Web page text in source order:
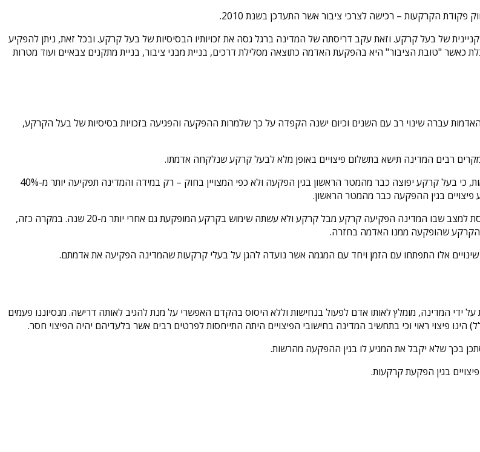
הקרקעות – רכישה לצרכי ציבור אשר התעדכן בשנת 2010.
של בעל קרקע. וזאת עקב דריסתה של המדינה ברגל גסה את זכויותיו הבסיסיות של בעל קרקע. ובכל זאת, ניתן להפקיע
"טובת הציבור" היא בהפקעת האדמה כתוצאה מסלילת דרכים, בניית מבני ציבור, בניית מתקנים צבאיים ועוד מטרות
עברה שינוי רב עם השנים וכיום ישנה הקפדה על כך שלמרות ההפקעה והפגיעה בזכויות בסיסיות של בעל הקרקע,
רבים המדינה תישא בתשלום פיצויים באופן מלא לבעל קרקע שנלקחה אדמתו.
כך למשל נקבע בפסק דין "כרמיאל" אשר דן בהפקעת קרקעות והפיצויי בגין הפקעת אדמות, כי בעל קרקע יפוצה כבר מהמטר הראשון בגין הפקעה ולא כפי המצויין בחוק – רק במידה והמדינה תפקיעה יותר מ-40%
בגין ההפקעה כבר מהמטר הראשון.
בנוסף, בפסק דינו של בית המשפט העליון, הקבעה הלכת "קרסיק". הלכת קרסיק מתייחסת למצב שבו המדינה הפקיעה קרקע מבל קרקע ולא עשתה שימוש בקרקע המופקעת גם אחרי יותר מ-20 שנה. במקרה כזה,
הקרקע שהופקעה ממנו האדמה בחזרה.
אלו התפתחו עם הזמן ויחד עם המגמה אשר נועדה להגן על בעלי קרקעות שהמדינה הפקיעה את אדמתם.
המדינה, מומלץ לאותו אדם לפעול בנחישות וללא היסוס בהקדם האפשרי על מנת להגיב לאותה דרישה. מנסיוננו פעמים
הינו פיצוי ראוי וכי בתחשיב המדינה בחישובי הפיצויים היתה התייחסות לפרטים רבים אשר בלעדיהם יהיה הפיצוי חסר.
בכך שלא יקבל את המגיע לו בגין ההפקעה מהרשות.
בגין הפקעת קרקעות.